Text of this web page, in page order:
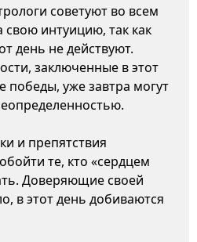
советуют во всем
свою интуицию, так как
день не действуют.
заключенные в этот
победы, уже завтра могут
и препятствия
те, кто «сердцем
Доверяющие своей
в этот день добиваются